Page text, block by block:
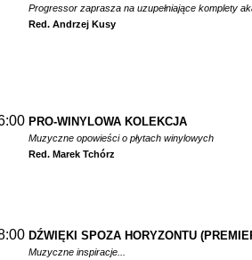
Progressor zaprasza na uzupełniające komplety
Red. Andrzej Kusy
PRO-WINYLOWA KOLEKCJA
Muzyczne opowieści o płytach winylowych
Red. Marek Tchórz
DŹWIĘKI SPOZA HORYZONTU
Muzyczne inspiracje...